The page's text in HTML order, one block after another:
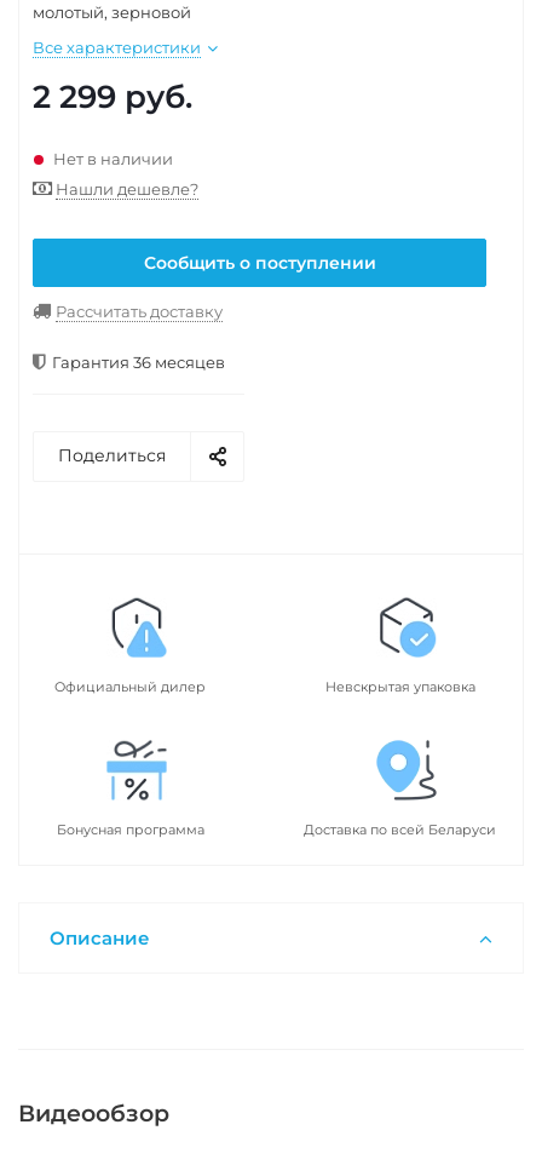
молотый, зерновой
Все характеристики
2 299 руб.
Нет в наличии
Нашли дешевле?
Сообщить о поступлении
Рассчитать доставку
Гарантия 36 месяцев
Поделиться
Официальный дилер Невскрытая упаковка
Бонусная программа Доставка по всей Беларуси
Описание
Видеообзор